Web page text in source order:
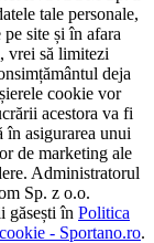
tale personale,
site și în afara
vrei să limitezi
deja
cookie vor
acestora va fi
în asigurarea unui
de marketing ale
Administratorul
Sp. z o.o.
găsești în Politica
- Sportano.ro.